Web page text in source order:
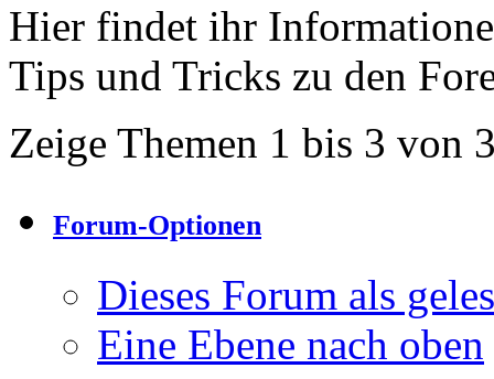
Hier findet ihr
Tips und Tricks zu den
Zeige Themen 1 bis 3 von
Forum-Optionen
Dieses Forum als
Eine Ebene nach oben